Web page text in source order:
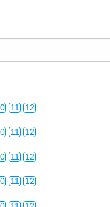
11 12
11 12
11 12
11 12